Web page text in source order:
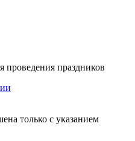
проведения праздников
только с указанием